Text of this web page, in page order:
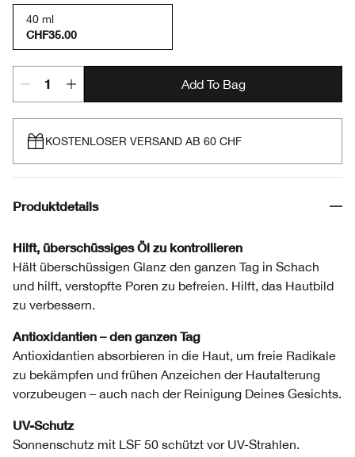
40 ml
CHF35.00
Add To Bag
KOSTENLOSER VERSAND AB 60 CHF
Produktdetails
Hilft, überschüssiges Öl zu kontrollieren
Hält überschüssigen Glanz den ganzen Tag in Schach
und hilft, verstopfte Poren zu befreien. Hilft, das Hautbild
zu verbessern.
Antioxidantien – den ganzen Tag
Antioxidantien absorbieren in die Haut, um freie Radikale
zu bekämpfen und frühen Anzeichen der Hautalterung
vorzubeugen – auch nach der Reinigung Deines Gesichts.
UV-Schutz
Sonnenschutz mit LSF 50 schützt vor UV-Strahlen.